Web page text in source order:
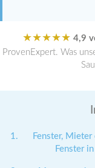
★★★★★ 4,9
ProvenExpert. Was
Fenster,
Fenster